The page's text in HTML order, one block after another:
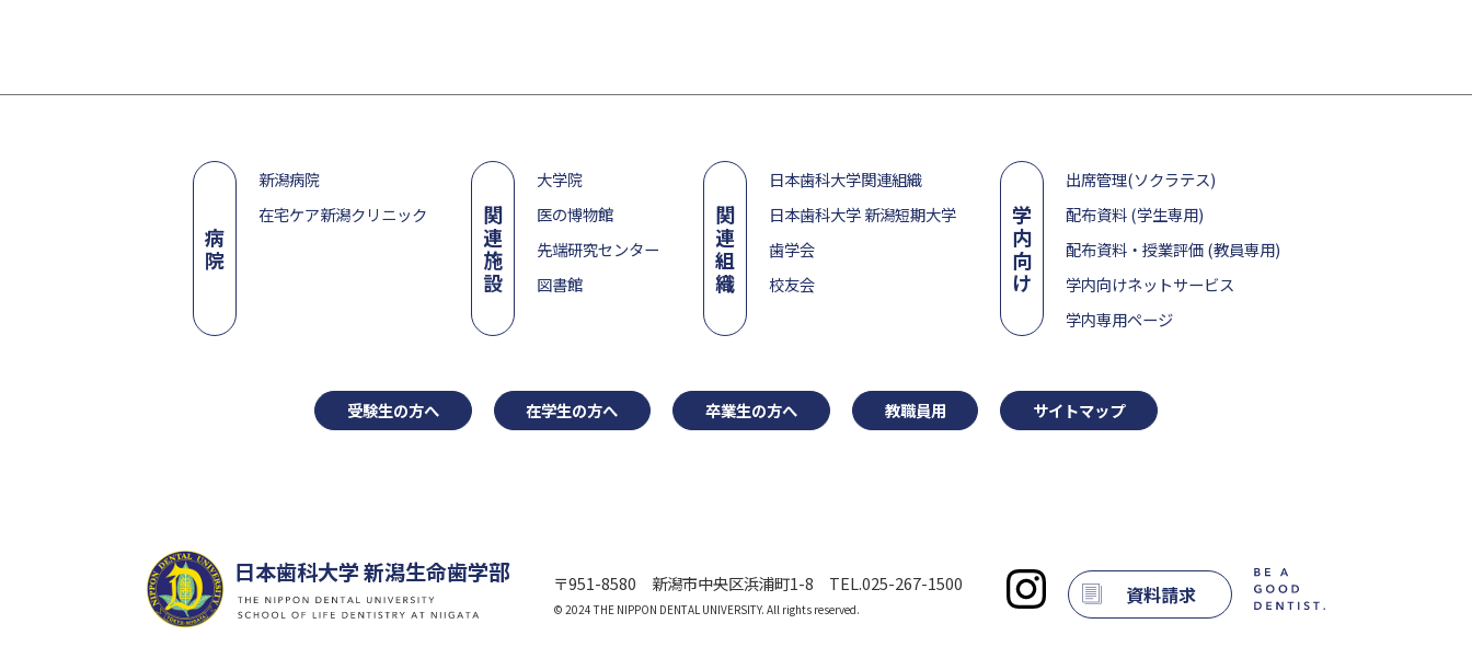
病
院
新潟病院
在宅ケア新潟クリニック
関
連
施
設
大学院
医の博物館
先端研究センター
図書館
関
連
組
織
日本歯科大学関連組織
日本歯科大学 新潟短期大学
歯学会
校友会
学
内
向
け
出席管理(ソクラテス)
配布資料 (学生専用)
配布資料・授業評価 (教員専用)
学内向けネットサービス
学内専用ページ
受験生の方へ 在学生の方へ 卒業生の方へ 教職員用 サイトマップ
日本歯科大学 新潟生命歯学部 〒951-8580 新潟市中央区浜浦町1-8 TEL.025-267-1500
© 2024 THE NIPPON DENTAL UNIVERSITY.All rights reserved.
資料請求